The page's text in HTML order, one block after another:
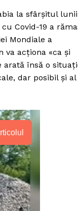
la sfârșitul lunii
Covid-19 a
Mondiale a
acționa «ca și
arată însă o
dar posibil și al